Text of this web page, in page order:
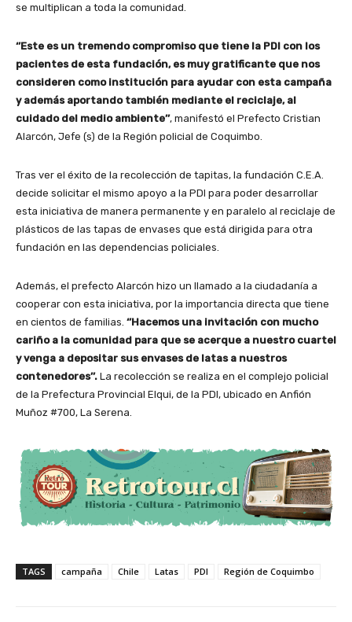
se multiplican a toda la comunidad.
‘’Este es un tremendo compromiso que tiene la PDI con los
pacientes de esta fundación, es muy gratificante que nos
consideren como institución para ayudar con esta campaña
y además aportando también mediante el reciclaje, al
cuidado del medio ambiente’’, manifestó el Prefecto Cristian
Alarcón, Jefe (s) de la Región policial de Coquimbo.
Tras ver el éxito de la recolección de tapitas, la fundación C.E.A.
decide solicitar el mismo apoyo a la PDI para poder desarrollar
esta iniciativa de manera permanente y en paralelo al reciclaje de
plásticos de las tapas de envases que está dirigida para otra
fundación en las dependencias policiales.
Además, el prefecto Alarcón hizo un llamado a la ciudadanía a
cooperar con esta iniciativa, por la importancia directa que tiene
en cientos de familias. ‘’Hacemos una invitación con mucho
cariño a la comunidad para que se acerque a nuestro cuartel
y venga a depositar sus envases de latas a nuestros
contenedores’’. La recolección se realiza en el complejo policial
de la Prefectura Provincial Elqui, de la PDI, ubicado en Anfión
Muñoz #700, La Serena.
TAGS campaña Chile Latas PDI Región de Coquimbo